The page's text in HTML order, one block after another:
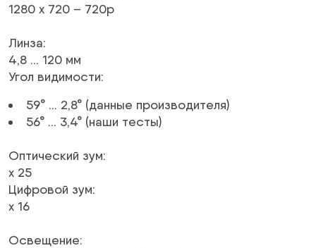
1280 x 720 – 720p
Линза:
4,8 … 120 мм
Угол видимости:
59° … 2,8° (данные производителя)
56° … 3,4° (наши тесты)
Оптический зум:
х 25
Цифровой зум:
х 16
Освещение: